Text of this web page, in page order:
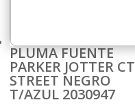
PLUMA FUENTE
PARKER JOTTER CT
STREET NEGRO
T/AZUL 2030947